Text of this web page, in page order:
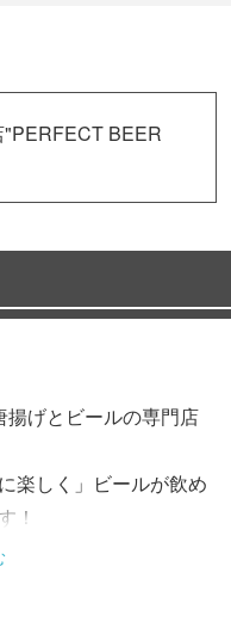
BEER
げとビールの専門店
楽しく」ビールが飲め
！
がメインとなり、
唐揚げ"ビアチキ"がメ